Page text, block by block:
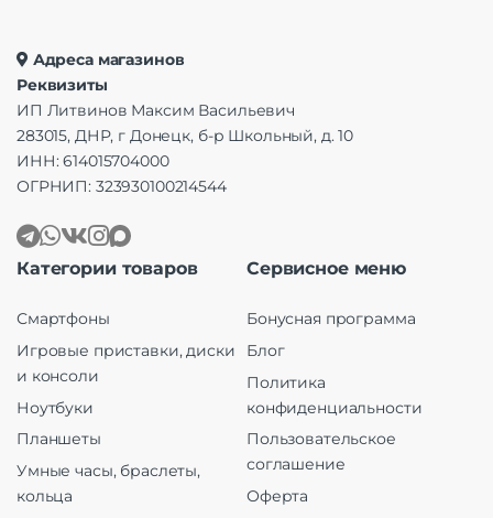
Адреса магазинов
Реквизиты
ИП Литвинов Максим Васильевич
283015, ДНР, г Донецк, б-р Школьный, д. 10
ИНН: 614015704000
ОГРНИП: 323930100214544
Категории товаров
Смартфоны
Игровые приставки, диски
и консоли
Ноутбуки
Планшеты
Умные часы, браслеты,
кольца
Сервисное меню
Бонусная программа
Блог
Политика
конфиденциальности
Пользовательское
соглашение
Оферта